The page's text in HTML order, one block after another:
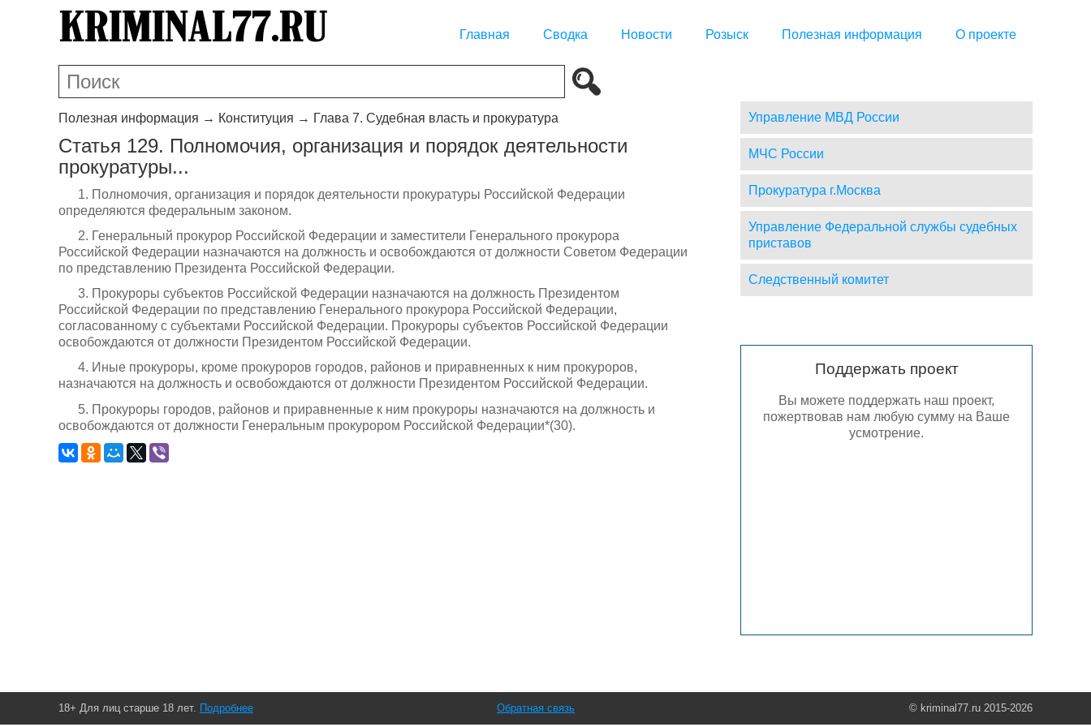
Главная Сводка Новости Розыск Полезная информация О проекте
Полезная информация → Конституция → Глава 7. Судебная власть и прокуратура
Статья 129. Полномочия, организация и порядок деятельности
прокуратуры...
1. Полномочия, организация и порядок деятельности прокуратуры Российской Федерации
определяются федеральным законом.
2. Генеральный прокурор Российской Федерации и заместители Генерального прокурора
Российской Федерации назначаются на должность и освобождаются от должности Советом Федерации
по представлению Президента Российской Федерации.
3. Прокуроры субъектов Российской Федерации назначаются на должность Президентом
Российской Федерации по представлению Генерального прокурора Российской Федерации,
согласованному с субъектами Российской Федерации. Прокуроры субъектов Российской Федерации
освобождаются от должности Президентом Российской Федерации.
4. Иные прокуроры, кроме прокуроров городов, районов и приравненных к ним прокуроров,
назначаются на должность и освобождаются от должности Президентом Российской Федерации.
5. Прокуроры городов, районов и приравненные к ним прокуроры назначаются на должность и
освобождаются от должности Генеральным прокурором Российской Федерации*(30).
Управление МВД России
МЧС России
Прокуратура г.Москва
Управление Федеральной службы судебных
приставов
Следственный комитет
Поддержать проект
Вы можете поддержать наш проект,
пожертвовав нам любую сумму на Ваше
усмотрение.
18+ Для лиц старше 18 лет. Подробнее © kriminal77.ru 2015-2026
Обратная связь